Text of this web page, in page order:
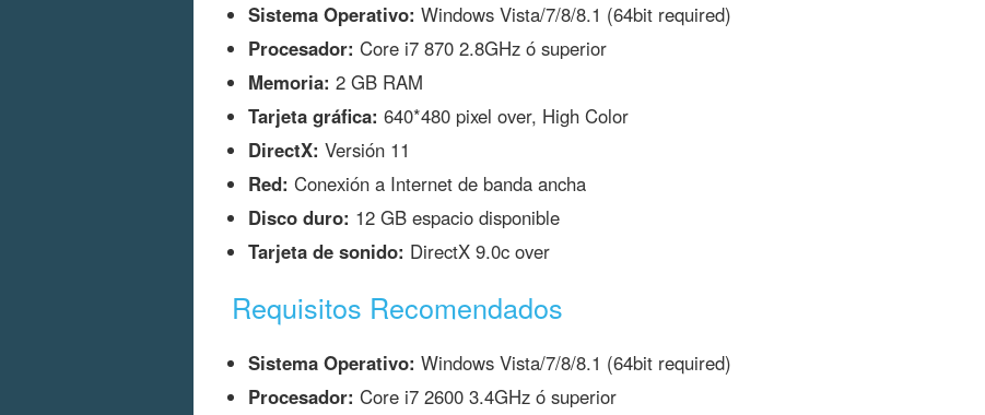
Sistema Operativo: Windows Vista/7/8/8.1 (64bit required)
Procesador: Core i7 870 2.8GHz ó superior
Memoria: 2 GB RAM
Tarjeta gráfica: 640*480 pixel over, High Color
DirectX: Versión 11
Red: Conexión a Internet de banda ancha
Disco duro: 12 GB espacio disponible
Tarjeta de sonido: DirectX 9.0c over
Requisitos Recomendados
Sistema Operativo: Windows Vista/7/8/8.1 (64bit required)
Procesador: Core i7 2600 3.4GHz ó superior